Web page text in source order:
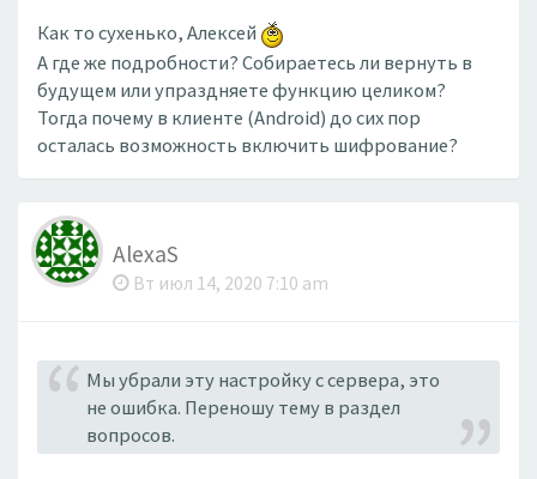
Как то сухенько, Алексей
А где же подробности? Собираетесь ли вернуть в
будущем или упраздняете функцию целиком?
Тогда почему в клиенте (Android) до сих пор
осталась возможность включить шифрование?
AlexaS
Вт июл 14, 2020 7:10 am
Мы убрали эту настройку с сервера, это
не ошибка. Переношу тему в раздел
вопросов.